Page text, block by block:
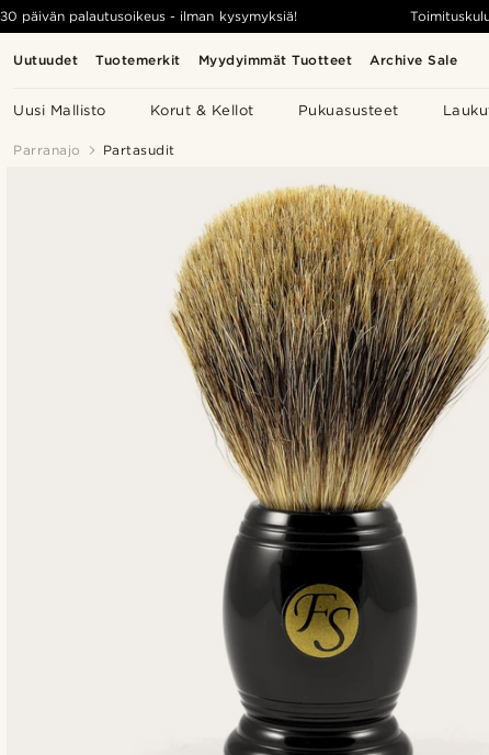
Uutuudet Tuotemerkit Myydyimmät Tuotteet Archive Sale
Uusi Mallisto Korut & Kellot Pukuasusteet
30 päivän palautusoikeus - ilman kysymyksiä!
Parranajo Partasudit